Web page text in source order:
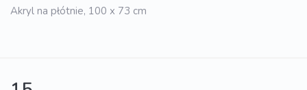
Akryl na płótnie, 100 x 73 cm